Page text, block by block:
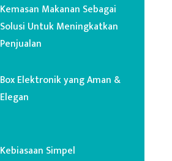
Kemasan Makanan Sebagai
Solusi Untuk Meningkatkan
Penjualan
Box Elektronik yang Aman &
Elegan
Kebiasaan Simpel